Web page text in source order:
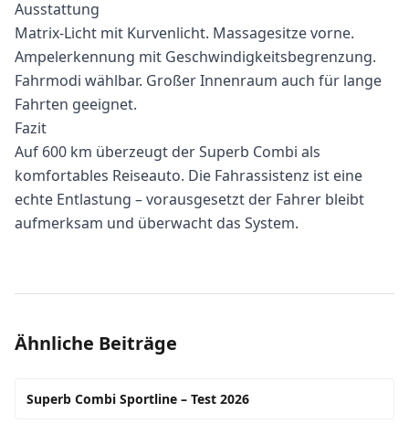
Ausstattung
Matrix-Licht mit Kurvenlicht. Massagesitze vorne.
Ampelerkennung mit Geschwindigkeitsbegrenzung.
Fahrmodi wählbar. Großer Innenraum auch für lange
Fahrten geeignet.
Fazit
Auf 600 km überzeugt der Superb Combi als
komfortables Reiseauto. Die Fahrassistenz ist eine
echte Entlastung – vorausgesetzt der Fahrer bleibt
aufmerksam und überwacht das System.
Ähnliche Beiträge
Superb Combi Sportline – Test 2026